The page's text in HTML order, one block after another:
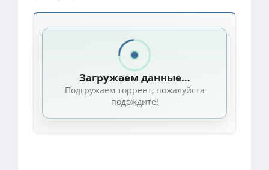
Скачать торрент — Черное зеркало / Black Mirror / Сезон:
1080p — Черное зеркало (1-5 сезоны: 1-22 серии из 22) / Black
1080p — Черное зеркало (6 сезон: 1-5 серии из 5) / Black
Чёрное зеркало / Black Mirror (2011-2017) WEBRip [H.264]
1080p — Черное зеркало / Black Mirror (2025) WEB-DL [H.264/
1080p — Черное зеркало (7 сезон: 1-6 серии из 6) / Black
Загружаем данные…
Подгружаем торрент, пожалуйста
подождите!